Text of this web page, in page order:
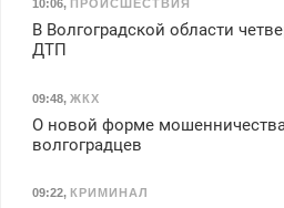
10:06, ПРОИСШЕСТВИЯ
В Волгоградской области
ДТП
09:48, ЖКХ
О новой форме
волгоградцев
09:22, КРИМИНАЛ